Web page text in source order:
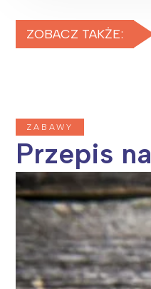
ZOBACZ TAKŻE:
ZABAWY
Przepis